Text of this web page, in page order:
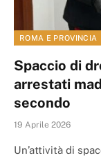
ROMA E PROVINCIA
Spaccio di
arrestati
secondo
19 Aprile 2026
Un’attività di